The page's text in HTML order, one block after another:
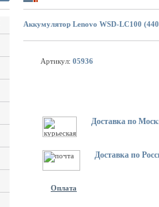
Аккумулятор Lenovo WSD-LC100
Артикул: 05936
Доставка по
Доставка по
Оплата